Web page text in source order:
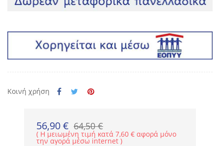
Κοινή χρήση
56,90 € 64,50 €
Η μειωμένη τιμή κατά 7,60 € αφορά μόνο
την αγορά μέσω internet